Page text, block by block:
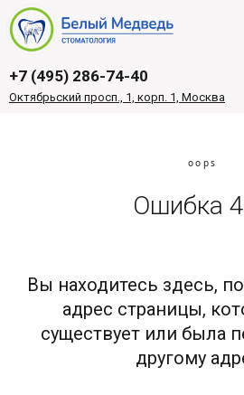
+7 (495) 286-74-40
Октябрьский просп., 1, корп. 1, Москва
oops
Ошибка
Вы находитесь здесь,
адрес страницы,
существует или была
другому